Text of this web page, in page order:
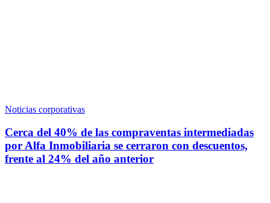
Noticias corporativas
Cerca del 40% de las compraventas intermediadas
por Alfa Inmobiliaria se cerraron con descuentos,
frente al 24% del año anterior